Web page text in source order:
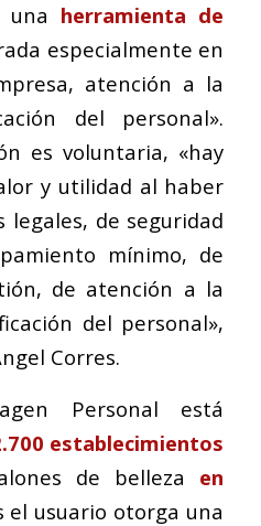
una herramienta de
especialmente en
atención a la
del personal».
es voluntaria, «hay
y utilidad al haber
de seguridad
mínimo, de
de atención a la
del personal»,
Corres.
Personal está
establecimientos
de belleza en
el usuario otorga una